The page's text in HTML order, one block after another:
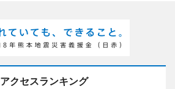
アクセスランキング